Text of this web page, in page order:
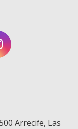
Arrecife, Las